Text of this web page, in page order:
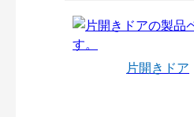
片開きドア